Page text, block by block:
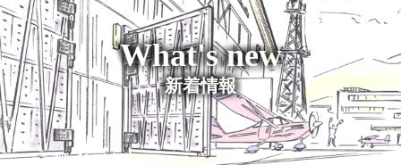
What's new
新着情報